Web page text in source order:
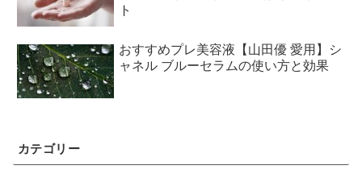
ト
おすすめプレ美容液【山田優 愛用】シ
ャネル ブルーセラムの使い方と効果
カテゴリー